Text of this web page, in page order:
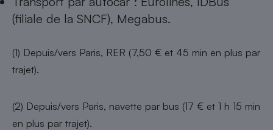
(filiale de la SNCF), Megabus.
(1) Depuis/vers Paris, RER (7,50 € et 45 min en plus par
trajet).
(2) Depuis/vers Paris, navette par bus (17 € et 1 h 15 min
en plus par trajet).